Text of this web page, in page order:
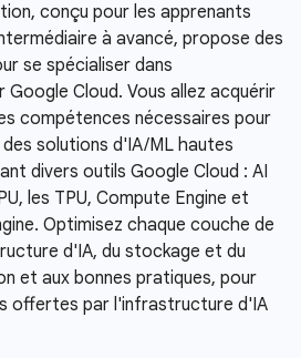
conçu pour les apprenants
à avancé, propose des
se spécialiser dans
Cloud. Vous allez acquérir
compétences nécessaires pour
solutions d'IA/ML hautes
divers outils Google Cloud : AI
les TPU, Compute Engine et
Optimisez chaque couche de
d'IA, du stockage et du
et aux bonnes pratiques, pour
offertes par l'infrastructure d'IA